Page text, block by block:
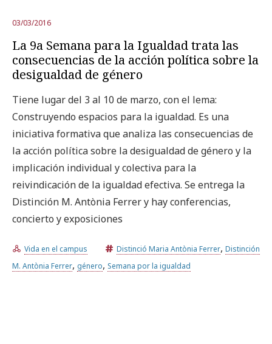
COMUNIDAD URV
REPORTAJES
Ámbitos universitarios
Prueba la búsqueda avanzada
Suscríbete a los boletines electrónicos de la URV Agenda
CATALÀ ENGLISH
03/03/2016
La 9a Semana para la Igualdad trata las
consecuencias de la acción política sobre la
desigualdad de género
Tiene lugar del 3 al 10 de marzo, con el lema:
Construyendo espacios para la igualdad. Es una
iniciativa formativa que analiza las consecuencias de
la acción política sobre la desigualdad de género y la
implicación individual y colectiva para la
reivindicación de la igualdad efectiva. Se entrega la
Distinción M. Antònia Ferrer y hay conferencias,
concierto y exposiciones
Vida en el campus Distinció Maria Antònia Ferrer, Distinción
M. Antònia Ferrer, género, Semana por la igualdad